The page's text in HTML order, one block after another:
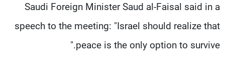
Saudi Foreign Minister Saud al-Faisal said in a
speech to the meeting: "Israel should realize that
peace is the only option to survive."